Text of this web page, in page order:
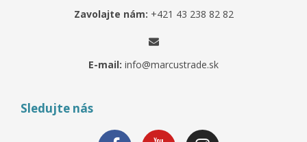
Zavolajte nám: +421 43 238 82 82
E-mail: info@marcustrade.sk
Sledujte nás